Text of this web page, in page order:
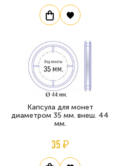
Капсула для монет
диаметром 35 мм. внеш. 44
мм.
35 ₽